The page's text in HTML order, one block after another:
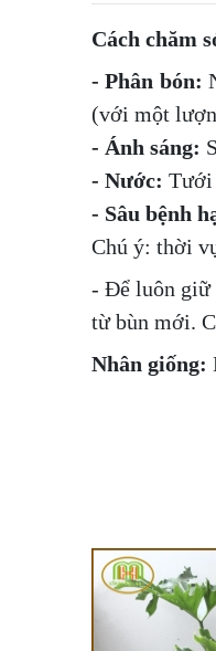
Cách chăm
- Phân bón:
(với một
- Ánh sáng:
- Nước: Tưới
- Sâu bệnh
Chú ý: thời
- Để luôn giữ
từ bùn mới.
Nhân giống: